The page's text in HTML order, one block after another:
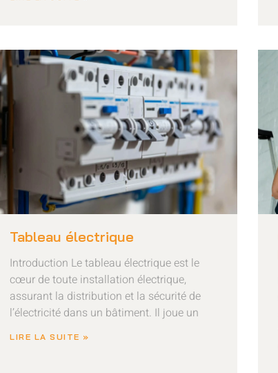
Tableau électrique
Introduction Le tableau électrique est le
cœur de toute installation électrique,
assurant la distribution et la sécurité de
l’électricité dans un bâtiment. Il joue un
LIRE LA SUITE »